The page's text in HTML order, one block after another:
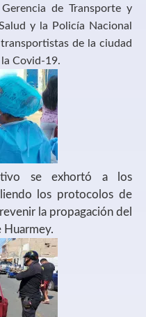
de Transporte y
y la Policía Nacional
de la ciudad
Covid-19.
se exhortó a los
los protocolos de
la propagación del
Huarmey.